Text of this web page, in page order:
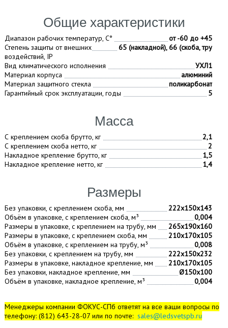
Общие характеристики
от -60 до +45
Диапазон рабочих температур, С°
65 (накладной), 66 (скоба, тру
Степень защиты от внешних
воздействий, IP
УХЛ1
Вид климатического исполнения
алюминий
Материал корпуса
поликарбонат
Материал защитного стекла
5
Гарантийный срок эксплуатации, годы
Масса
2,1
С креплением скоба брутто, кг
2
С креплением скоба нетто, кг
1,5
Накладное крепление брутто, кг
1,4
Накладное крепление нетто, кг
Размеры
222х150х143
Без упаковки, с креплением скоба, мм
0,004
Объём в упаковке, с креплением скоба, м³
265х190х160
Размеры в упаковке, с креплением на трубу, мм
210х170х105
Размеры в упаковке, с креплением скоба, мм
0,008
Объём в упаковке, с креплением на трубу, м³
222х150х232
Без упаковки, с креплением на трубу, мм
210х170х105
Размеры в упаковке, накладное крепление, мм
Ø150х100
Без упаковки, накладное крепление, мм
0,004
Объём в упаковке, накладное крепление, м³
Менеджеры компании ФОКУС-СПб ответят на все ваши вопросы по
телефону: (812) 643-28-07 или по почте: sales@ledsvetspb.ru